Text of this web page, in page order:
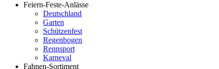
Feiern-Feste-Anlässe
Deutschland
Garten
Schützenfest
Regenbogen
Rennsport
Karneval
Fahnen-Sortiment